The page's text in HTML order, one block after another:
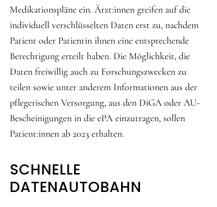
Medikationspläne ein. Ärzt:innen greifen auf die
individuell verschlüsselten Daten erst zu, nachdem
Patient oder Patientin ihnen eine entsprechende
Berechtigung erteilt haben. Die Möglichkeit, die
Daten freiwillig auch zu Forschungszwecken zu
teilen sowie unter anderem Informationen aus der
pflegerischen Versorgung, aus den DiGA oder AU-
Bescheinigungen in die ePA einzutragen, sollen
Patient:innen ab 2023 erhalten.
SCHNELLE
DATENAUTOBAHN